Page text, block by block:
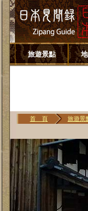
旅遊景點
首 頁 旅遊景